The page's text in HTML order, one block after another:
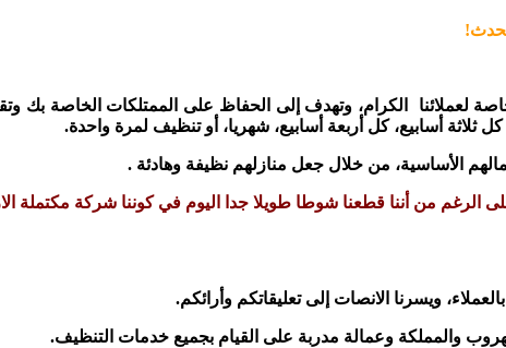
لعملائنا الكرام، وتهدف إلى الحفاظ على الممتلكات الخاصة
أسابيع، كل أربعة أسابيع، شهريا، أو تنظيف لمرة واحدة.
الأساسية، من خلال جعل منازلهم نظيفة وهادئة .
الرغم من أننا قطعنا شوطا طويلا جدا اليوم في كوننا شركة
ويسرنا الانصات إلى تعليقاتكم وأرائكم.
والمملكة وعمالة مدربة على القيام بجميع خدمات التنظيف.